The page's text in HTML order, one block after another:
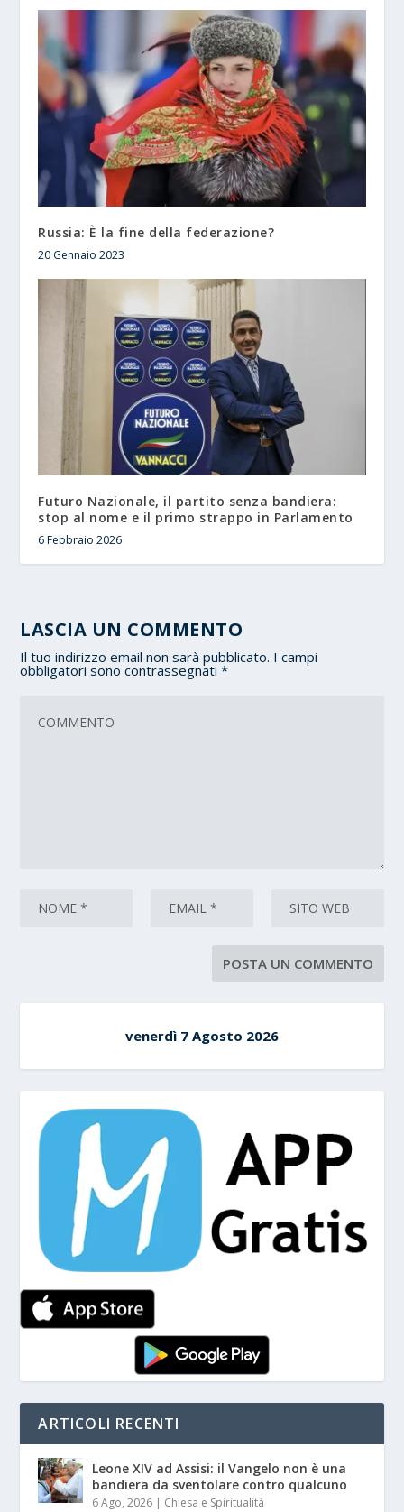
Russia: È la fine della federazione?
20 Gennaio 2023
Futuro Nazionale, il partito senza bandiera:
stop al nome e il primo strappo in Parlamento
6 Febbraio 2026
LASCIA UN COMMENTO
Il tuo indirizzo email non sarà pubblicato. I campi
obbligatori sono contrassegnati*
venerdì 7 Agosto 2026
ARTICOLI RECENTI
Leone XIV ad Assisi: il Vangelo non è una
bandiera da sventolare contro qualcuno
6 Ago, 2026 | Chiesa e Spiritualità